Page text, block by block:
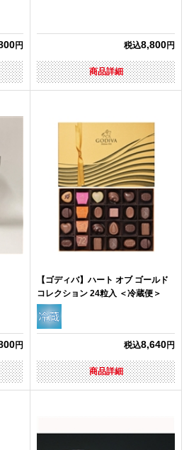
円 税込8,800円
商品詳細
円
【ゴディバ】ハート オブ ゴールド
コレクション 24粒入 ＜冷蔵便＞
税込8,640円
商品詳細